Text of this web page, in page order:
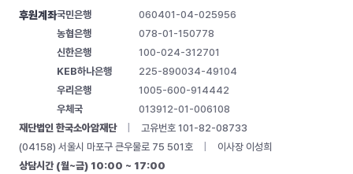
재단법인 한국소아암재단
고유번호 101-82-08733
(04158) 서울시 마포구 큰우물로 75 501호
이사장 이성희
상담시간 (월~금) 10:00 ~ 17:00
후원계좌국민은행
060401-04-025956
농협은행
078-01-150778
신한은행
100-024-312701
KEB하나은행
225-890034-49104
우리은행
1005-600-914442
우체국
013912-01-006108